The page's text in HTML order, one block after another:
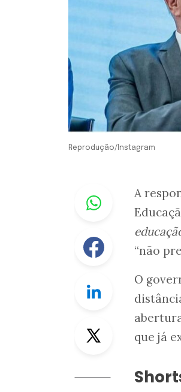
Reprodução/Instagram
Whastapp
Facebook
Linkedin
Twitter
A
“não
O
que já